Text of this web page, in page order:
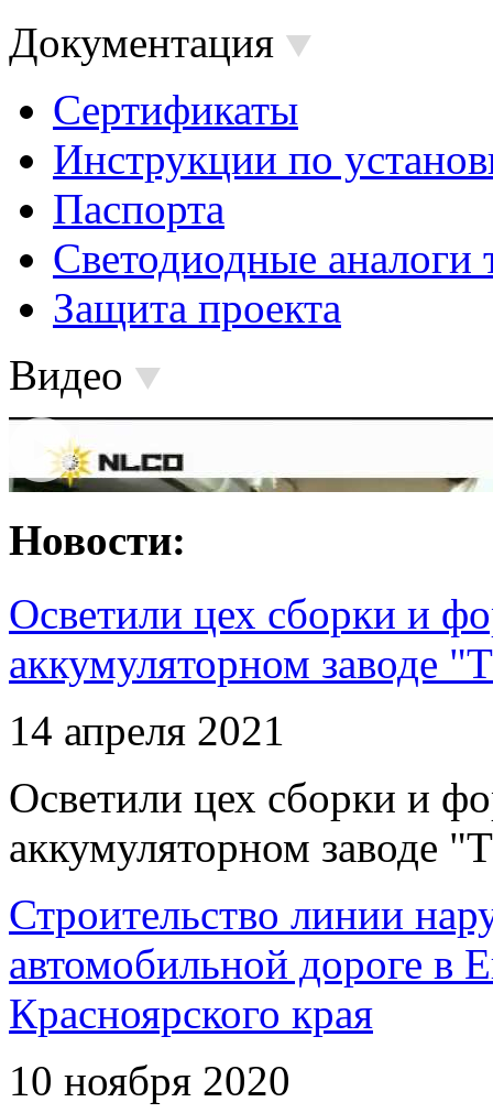
Документация
Сертификаты
Инструкции по
Паспорта
Светодиодные аналоги
Защита проекта
Видео
Новости:
Осветили цех сборки и
аккумуляторном заводе
14 апреля 2021
Осветили цех сборки и
аккумуляторном заводе
Строительство линии
автомобильной дороге в
Красноярского края
10 ноября 2020